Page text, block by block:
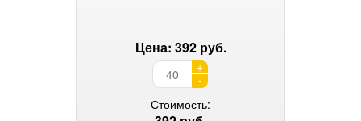
Цена: 392 руб.
+
-
Стоимость: